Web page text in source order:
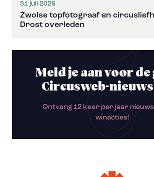
31 juli 2026
Zwolse topfotograaf en
Drost overleden
Meld je aan voor
Circusweb-
Ontvang 12 keer per jaar
winacties!